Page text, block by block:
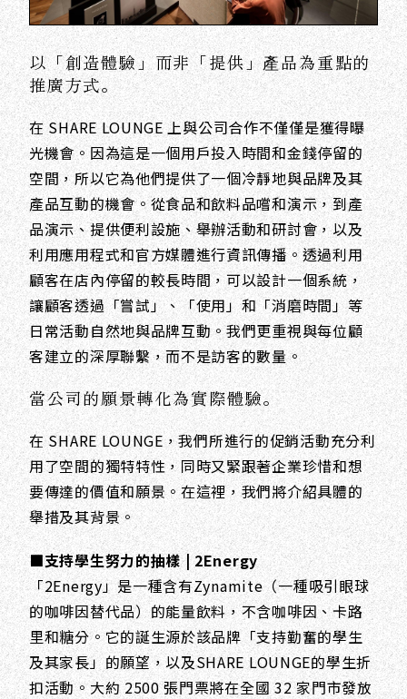
以「創造體驗」而非「提供」產品為重點的
推廣方式。
在 SHARE LOUNGE 上與公司合作不僅僅是獲得曝
光機會。因為這是一個用戶投入時間和金錢停留的
空間，所以它為他們提供了一個冷靜地與品牌及其
產品互動的機會。從食品和飲料品嚐和演示，到產
品演示、提供便利設施、舉辦活動和研討會，以及
利用應用程式和官方媒體進行資訊傳播。透過利用
顧客在店內停留的較長時間，可以設計一個系統，
讓顧客透過「嘗試」、「使用」和「消磨時間」等
日常活動自然地與品牌互動。我們更重視與每位顧
客建立的深厚聯繫，而不是訪客的數量。
當公司的願景轉化為實際體驗。
在 SHARE LOUNGE，我們所進行的促銷活動充分利
用了空間的獨特特性，同時又緊跟著企業珍惜和想
要傳達的價值和願景。在這裡，我們將介紹具體的
舉措及其背景。
■支持學生努力的抽樣 | 2Energy
「2Energy」是一種含有Zynamite（一種吸引眼球
的咖啡因替代品）的能量飲料，不含咖啡因、卡路
里和糖分。它的誕生源於該品牌「支持勤奮的學生
及其家長」的願望，以及SHARE LOUNGE的學生折
扣活動。大約 2500 張門票將在全國 32 家門市發放